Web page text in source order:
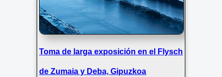
Toma de larga exposición en el Flysch
de Zumaia y Deba, Gipuzkoa